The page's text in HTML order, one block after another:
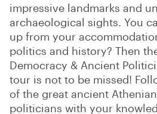
impressive landmarks and
archaeological sights. You
up from your
politics and history? Then
Democracy & Ancient
tour is not to be missed!
of the great ancient
politicians with your